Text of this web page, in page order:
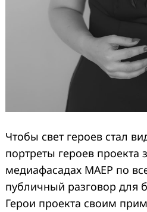
Чтобы свет героев стал
портреты героев проекта
медиафасадах МАЕР по
публичный разговор для
Герои проекта своим